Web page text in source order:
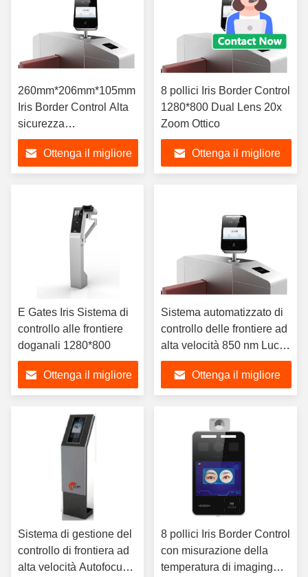
260mm*206mm*105mm
Iris Border Control Alta
sicurezza
640x400@30FPS
Ottenga il migliore
8 pollici Iris Border Control
1280*800 Dual Lens 20x
Zoom Ottico
Ottenga il migliore
E Gates Iris Sistema di
controllo alle frontiere
doganali 1280*800
Ottenga il migliore
Sistema automatizzato di
controllo delle frontiere ad
alta velocità 850 nm Luci a
LED a infrarossi
Ottenga il migliore
Sistema di gestione del
controllo di frontiera ad
alta velocità Autofocus
8 pollici Iris Border Control
con misurazione della
temperatura di imaging